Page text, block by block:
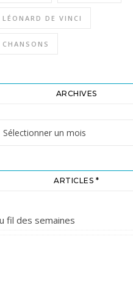
LÉONARD DE VINCI
CHANSONS
ARCHIVES
ARTICLES *
fil des semaines